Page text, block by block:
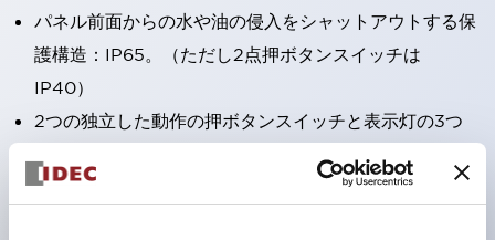
パネル前面からの水や油の侵入をシャットアウトする保
護構造：IP65。（ただし2点押ボタンスイッチは
IP40）
2つの独立した動作の押ボタンスイッチと表示灯の3つ
の機能を1つのスイッチで可能にした2点押ボタンスイッ
チも完備。